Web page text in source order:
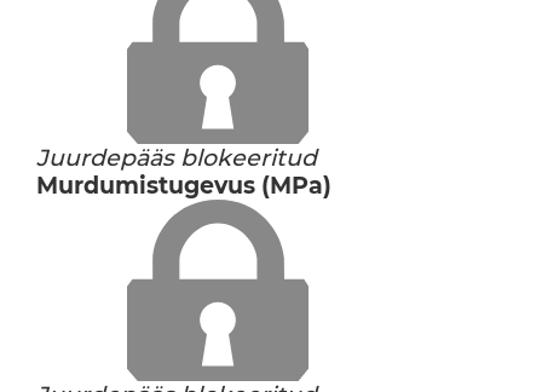
Juurdepääs blokeeritud
Murdumistugevus (MPa)